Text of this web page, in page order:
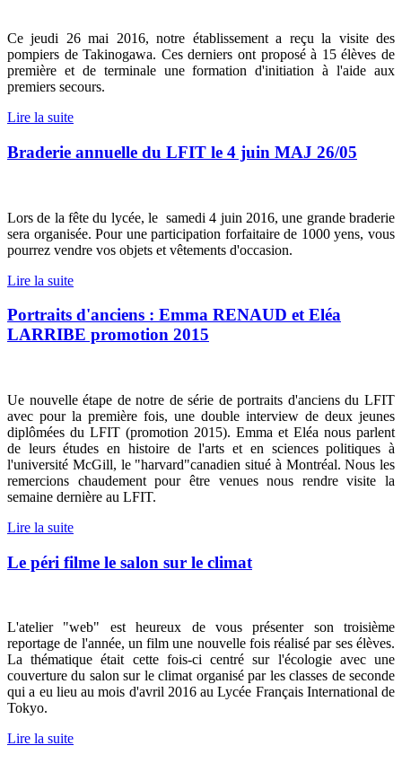
Ce jeudi 26 mai 2016, notre établissement a reçu la visite des
pompiers de Takinogawa. Ces derniers ont proposé à 15 élèves de
première et de terminale une formation d'initiation à l'aide aux
premiers secours.
Lire la suite
Braderie annuelle du LFIT le 4 juin MAJ 26/05
Lors de la fête du lycée, le samedi 4 juin 2016, une grande braderie
sera organisée. Pour une participation forfaitaire de 1000 yens, vous
pourrez vendre vos objets et vêtements d'occasion.
Lire la suite
Portraits d'anciens : Emma RENAUD et Eléa
LARRIBE promotion 2015
Ue nouvelle étape de notre de série de portraits d'anciens du LFIT
avec pour la première fois, une double interview de deux jeunes
diplômées du LFIT (promotion 2015). Emma et Eléa nous parlent
de leurs études en histoire de l'arts et en sciences politiques à
l'université McGill, le "harvard"canadien situé à Montréal. Nous les
remercions chaudement pour être venues nous rendre visite la
semaine dernière au LFIT.
Lire la suite
Le péri filme le salon sur le climat
L'atelier "web" est heureux de vous présenter son troisième
reportage de l'année, un film une nouvelle fois réalisé par ses élèves.
La thématique était cette fois-ci centré sur l'écologie avec une
couverture du salon sur le climat organisé par les classes de seconde
qui a eu lieu au mois d'avril 2016 au Lycée Français International de
Tokyo.
Lire la suite